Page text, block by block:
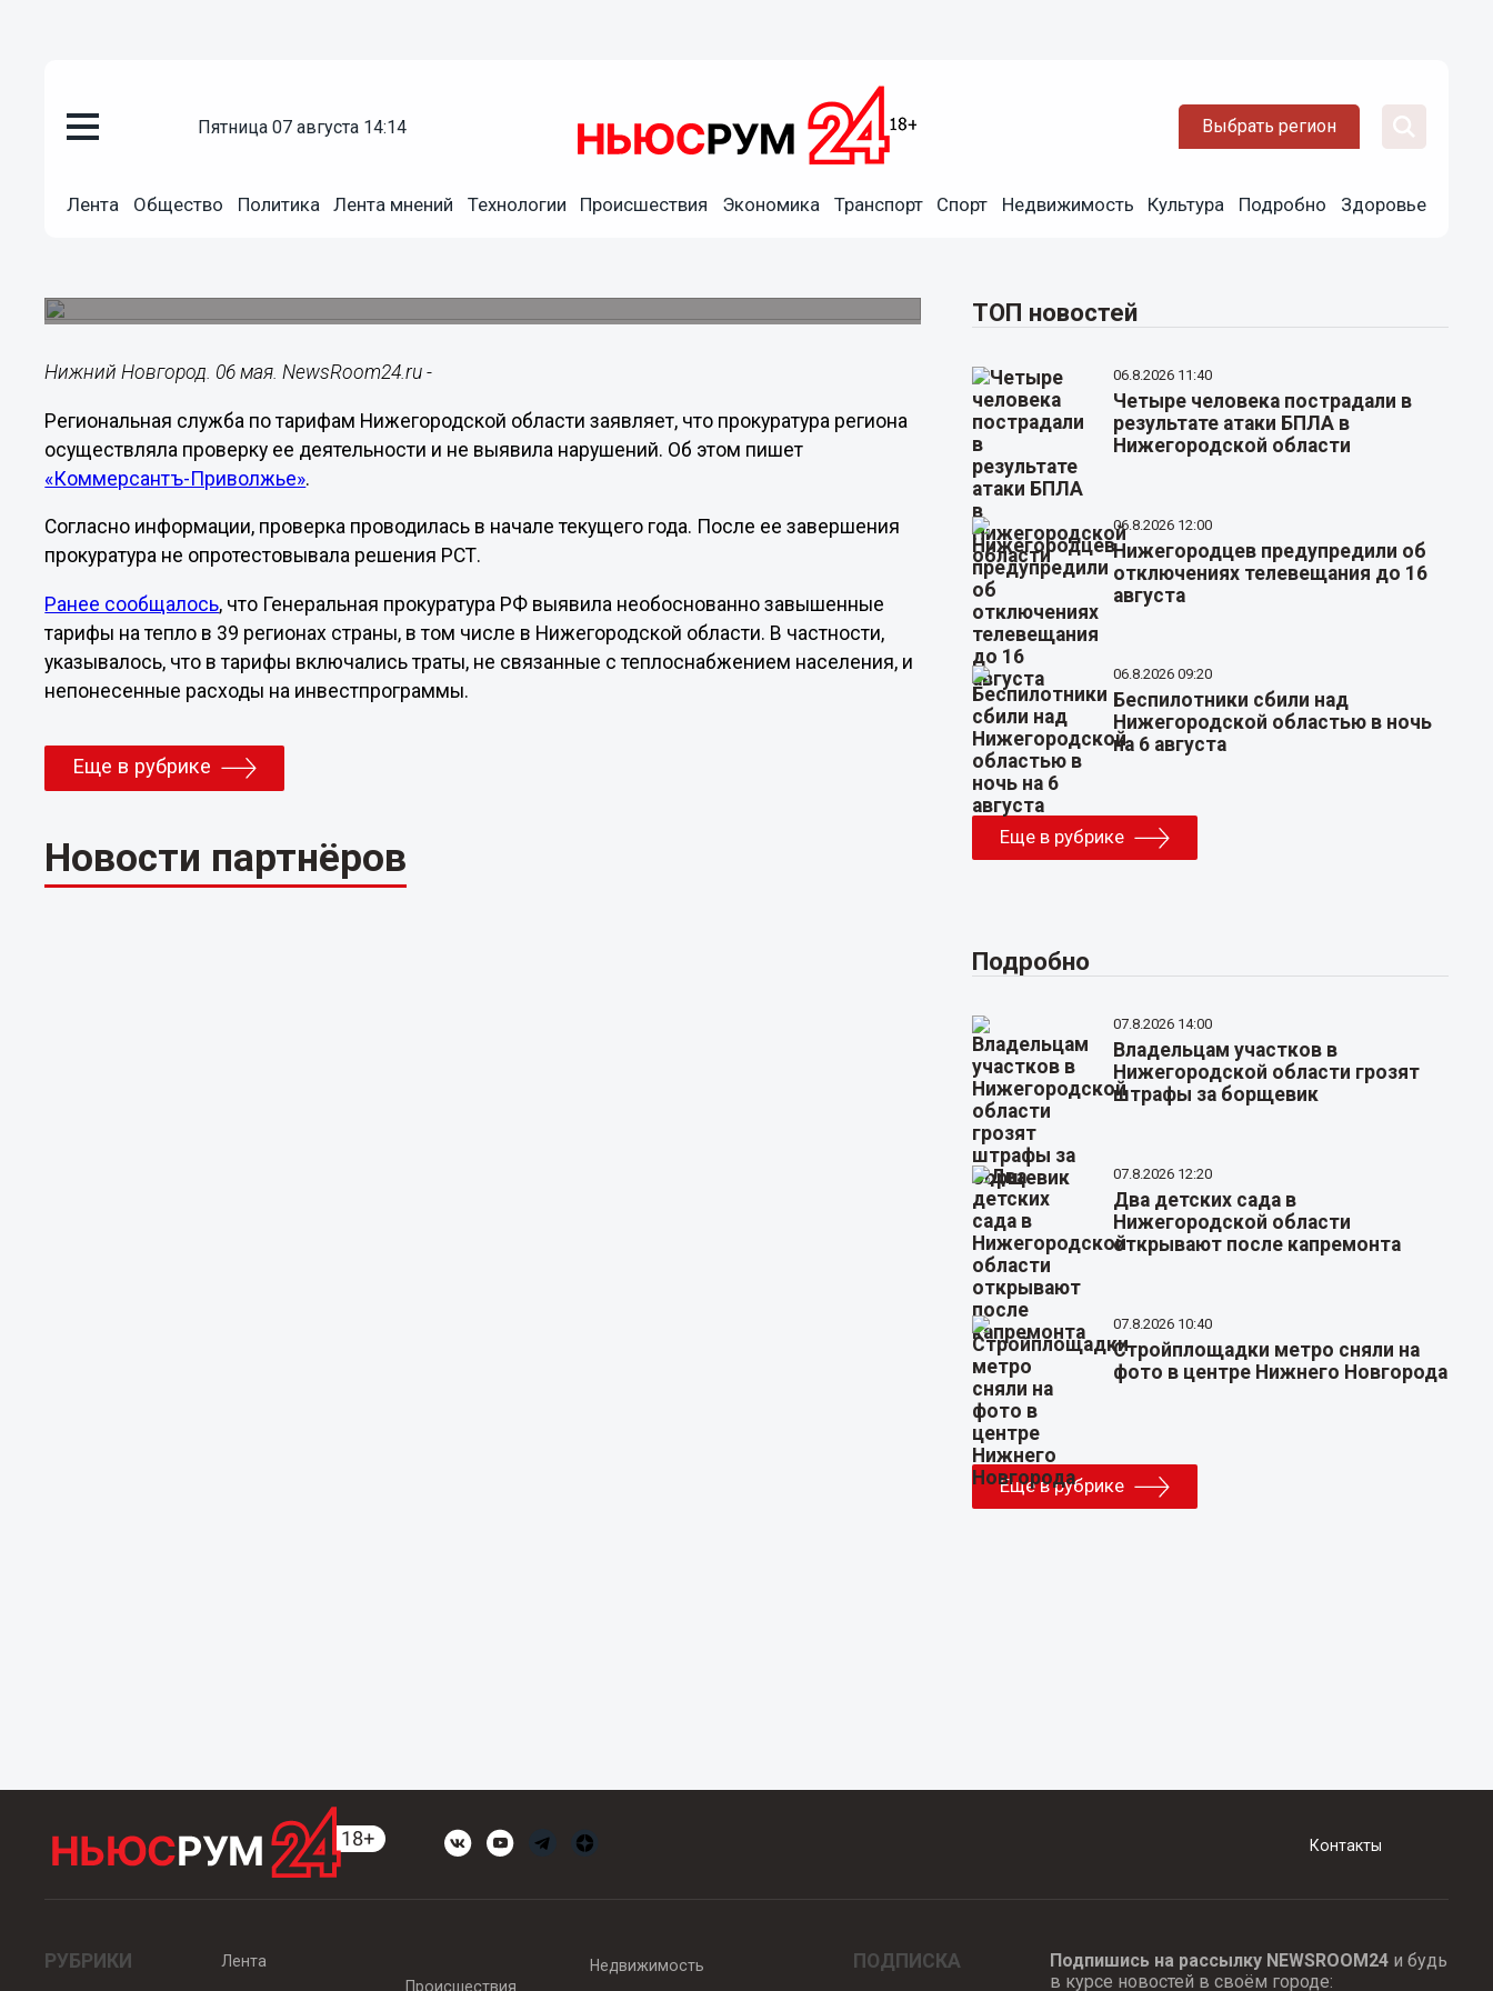
пятница 07 августа 14:14 Выбрать регион
Лента Общество Политика Лента мнений Технологии Происшествия Экономика Транспорт Спорт Недвижимость Культура Подробно Здоровье
Нижегородская РСТ заявила об отсутствии претензий
Нижний Новгород. 06 мая. NewsRoom24.ru -
Региональная служба по тарифам Нижегородской области заявляет, что прокуратура региона
осуществляла проверку ее деятельности и не выявила нарушений. Об этом пишет
«Коммерсантъ-Приволжье».
Согласно информации, проверка проводилась в начале текущего года. После ее завершения
прокуратура не опротестовывала решения РСТ.
Ранее сообщалось, что Генеральная прокуратура РФ выявила необоснованно завышенные
тарифы на тепло в 39 регионах страны, в том числе в Нижегородской области. В частности,
указывалось, что в тарифы включались траты, не связанные с теплоснабжением населения, и
непонесенные расходы на инвестпрограммы.
Еще в рубрике
Новости партнёров
ТОП новостей
06.8.2026 11:40
Четыре человека пострадали в
результате атаки БПЛА в
Нижегородской области
06.8.2026 12:00
Нижегородцев предупредили об
отключениях телевещания до 16
августа
06.8.2026 09:20
Беспилотники сбили над
Нижегородской областью в ночь
на 6 августа
Еще в рубрике
Подробно
07.8.2026 14:00
Владельцам участков в
Нижегородской области грозят
штрафы за борщевик
07.8.2026 12:20
Два детских сада в
Нижегородской области
открывают после капремонта
07.8.2026 10:40
Стройплощадки метро сняли на
фото в центре Нижнего Новгорода
Еще в рубрике
Контакты
РУБРИКИ
Лента
Происшествия
Недвижимость ПОДПИСКА Подпишись на рассылку NEWSROOM24и будь
в курсе новостей в своём городе: